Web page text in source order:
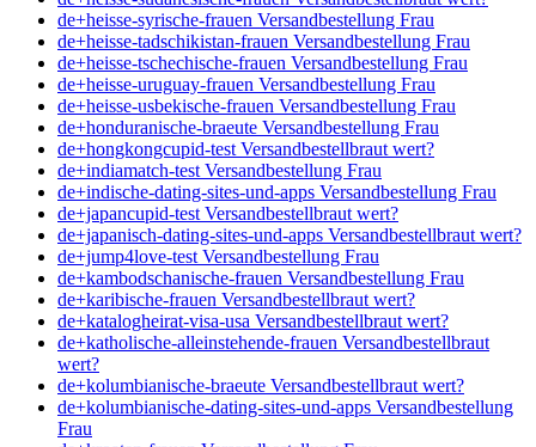
de+heisse-syrische-frauen Versandbestellung Frau
de+heisse-tadschikistan-frauen Versandbestellung Frau
de+heisse-tschechische-frauen Versandbestellung Frau
de+heisse-uruguay-frauen Versandbestellung Frau
de+heisse-usbekische-frauen Versandbestellung Frau
de+honduranische-braeute Versandbestellung Frau
de+hongkongcupid-test Versandbestellbraut wert?
de+indiamatch-test Versandbestellung Frau
de+indische-dating-sites-und-apps Versandbestellung Frau
de+japancupid-test Versandbestellbraut wert?
de+japanisch-dating-sites-und-apps Versandbestellbraut wert?
de+jump4love-test Versandbestellung Frau
de+kambodschanische-frauen Versandbestellung Frau
de+karibische-frauen Versandbestellbraut wert?
de+katalogheirat-visa-usa Versandbestellbraut wert?
de+katholische-alleinstehende-frauen Versandbestellbraut
wert?
de+kolumbianische-braeute Versandbestellbraut wert?
de+kolumbianische-dating-sites-und-apps Versandbestellung
Frau